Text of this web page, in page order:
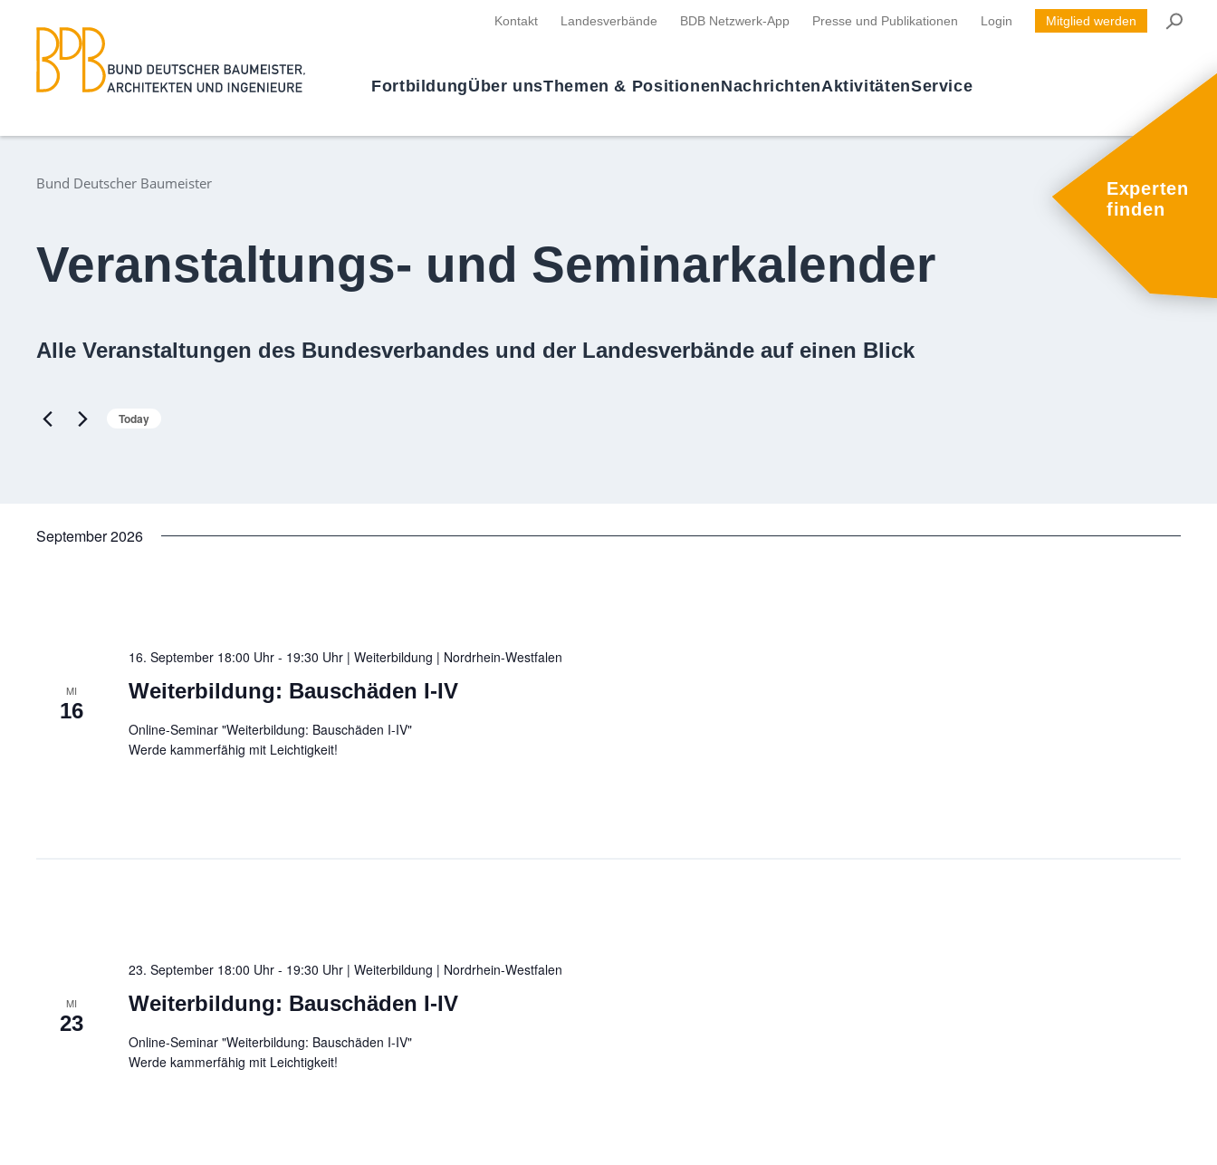
Kontakt Landesverbände BDB Netzwerk-App Presse und Publikationen Login Mitglied werden
FortbildungÜber unsThemen & PositionenNachrichtenAktivitätenService
Experten
finden
Bund Deutscher Baumeister
Veranstaltungs- und Seminarkalender
Alle Veranstaltungen des Bundesverbandes und der Landesverbände auf einen Blick
Today
September 2026
MI
16
16. September 18:00 Uhr - 19:30 Uhr | Weiterbildung | Nordrhein-Westfalen
Weiterbildung: Bauschäden I-IV
Online-Seminar "Weiterbildung: Bauschäden I-IV"
Werde kammerfähig mit Leichtigkeit!
MI
23
23. September 18:00 Uhr - 19:30 Uhr | Weiterbildung | Nordrhein-Westfalen
Weiterbildung: Bauschäden I-IV
Online-Seminar "Weiterbildung: Bauschäden I-IV"
Werde kammerfähig mit Leichtigkeit!